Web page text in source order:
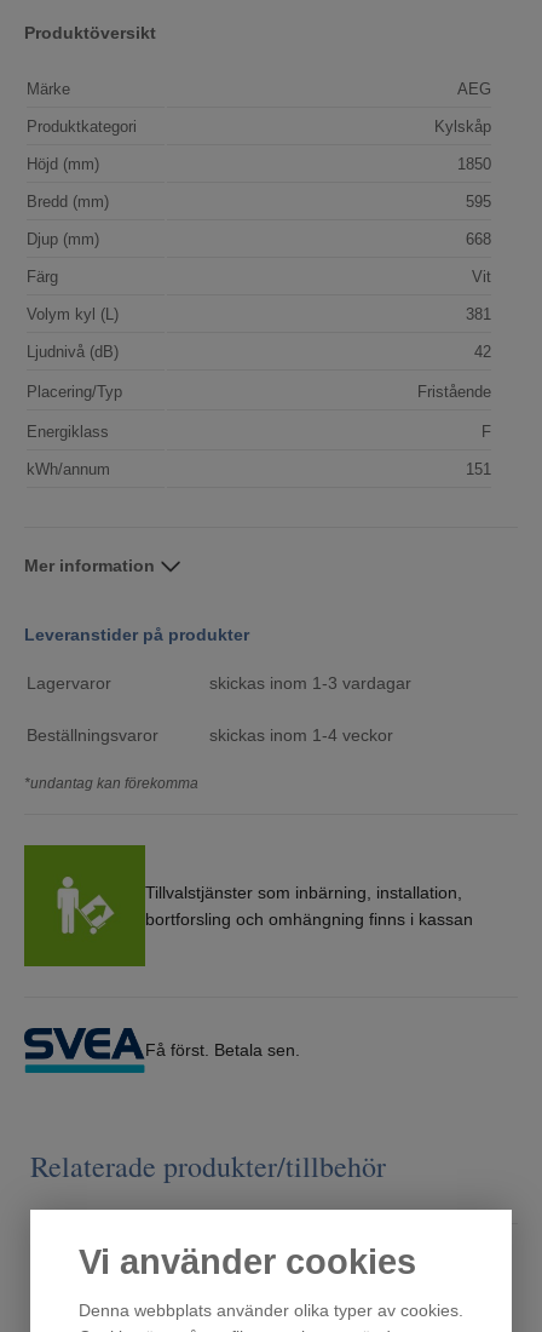
Vi använder cookies
Denna webbplats använder olika typer av cookies.
Produktöversikt
Märke AEG
Produktkategori Kylskåp
Höjd (mm) 1850
Bredd (mm) 595
Djup (mm) 668
Färg Vit
Volym kyl (L) 381
Ljudnivå (dB) 42
Placering/Typ Fristående
Energiklass F
kWh/annum 151
Mer information
Leveranstider på produkter
Lagervaror skickas inom 1-3 vardagar
Beställningsvaror skickas inom 1-4 veckor
*undantag kan förekomma
Tillvalstjänster som inbärning, installation,
bortforsling och omhängning finns i kassan
Få först. Betala sen.
Relaterade produkter/tillbehör